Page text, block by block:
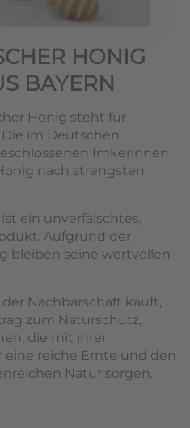
HONIG
BAYERN
Honig steht für
im Deutschen
Imkerinnen
nach strengsten
ein unverfälschtes,
Aufgrund der
bleiben seine wertvollen
Nachbarschaft kauft,
zum Naturschutz,
die mit ihrer
reiche Ernte und den
Natur sorgen.